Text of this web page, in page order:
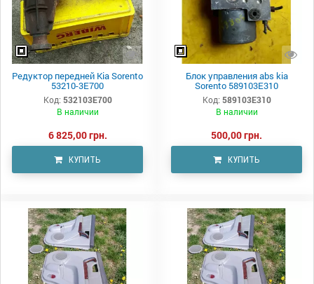
Редуктор передней Kia Sorento
53210-3E700
Код: 532103E700
В наличии
6 825,00 грн.
КУПИТЬ
Блок управления abs kia
Sorento 589103E310
Код: 589103E310
В наличии
500,00 грн.
КУПИТЬ